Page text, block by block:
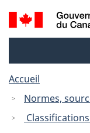
Recherche
et
Accueil
Normes,